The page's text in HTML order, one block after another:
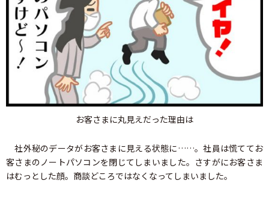
お客さまに丸見えだった理由は
社外秘のデータがお客さまに見える状態に……。社員は慌ててお
客さまのノートパソコンを閉じてしまいました。さすがにお客さま
はむっとした顔。商談どころではなくなってしまいました。